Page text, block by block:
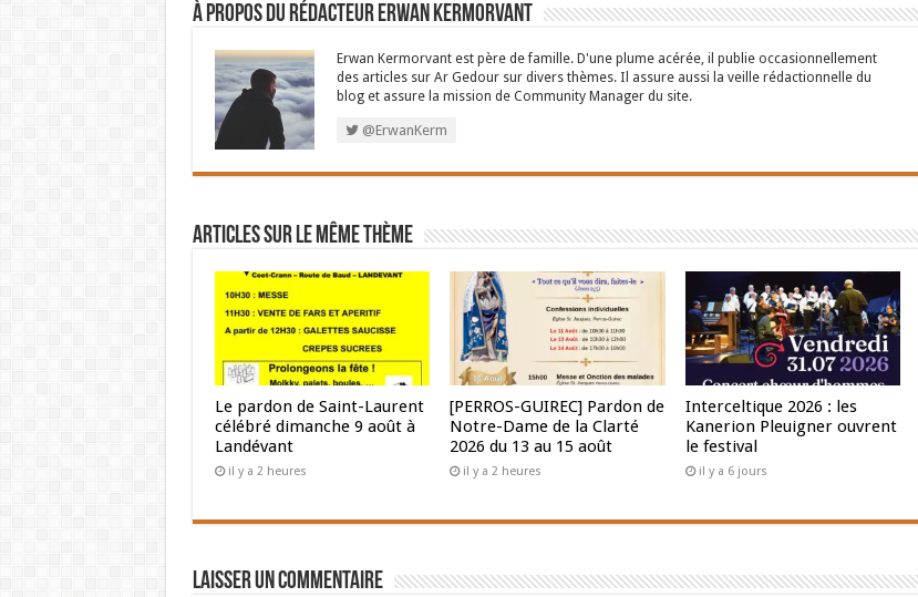
À propos du rédacteur Erwan Kermorvant
Erwan Kermorvant est père de famille. D'une plume acérée, il publie occasionnellement
des articles sur Ar Gedour sur divers thèmes. Il assure aussi la veille rédactionnelle du
blog et assure la mission de Community Manager du site.
@ErwanKerm
Articles sur le même thème
Le pardon de Saint-Laurent
célébré dimanche 9 août à
Landévant
il y a 2 heures
[PERROS-GUIREC] Pardon de
Notre-Dame de la Clarté
2026 du 13 au 15 août
il y a 2 heures
Interceltique 2026 : les
Kanerion Pleuigner ouvrent
le festival
il y a 6 jours
Laisser un commentaire